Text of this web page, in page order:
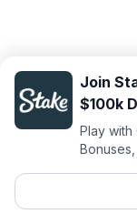
Join
$100k
Play with
Bonuses,